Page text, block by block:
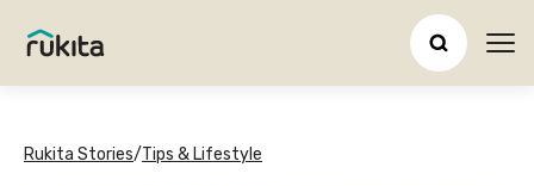
Rukita Stories/Tips & Lifestyle